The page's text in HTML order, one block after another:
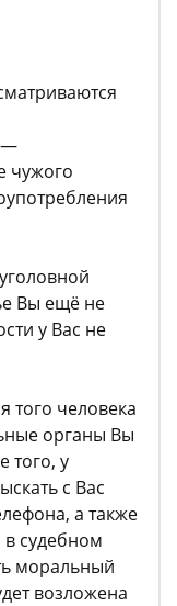
—
чужого
Вы ещё не
у Вас не
того человека
органы Вы
того, у
с Вас
а также
судебном
моральный
возложена